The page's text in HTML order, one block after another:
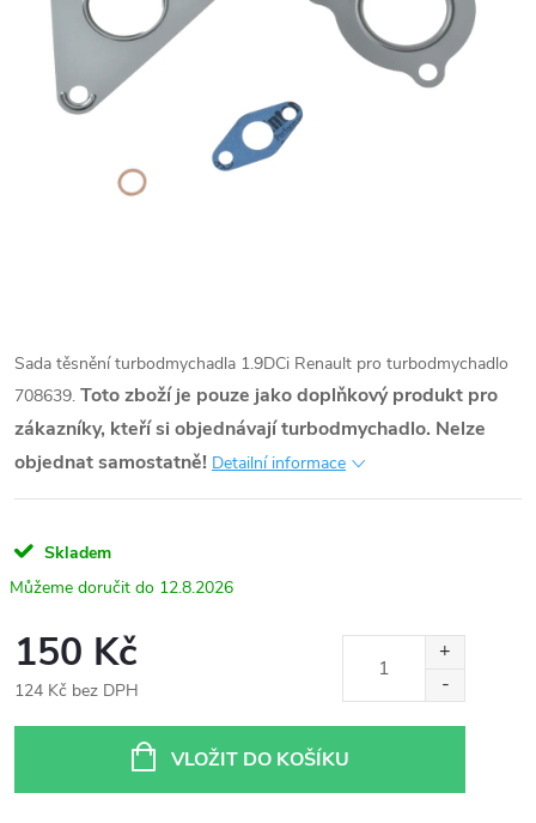
Sada těsnění turbodmychadla 1.9DCi Renault pro turbodmychadlo
708639. Toto zboží je pouze jako doplňkový produkt pro
zákazníky, kteří si objednávají turbodmychadlo. Nelze
objednat samostatně! Detailní informace
Skladem
12.8.2026
150 Kč
124 Kč bez DPH
VLOŽIT DO KOŠÍKU